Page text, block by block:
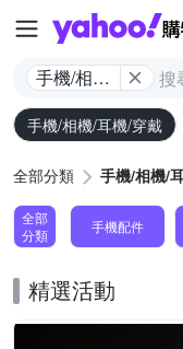
手機/相機/
耳機/穿戴
手機/相機/耳機/穿戴
全部分類 手機/相機/
全部
分類
手機配件
精選活動